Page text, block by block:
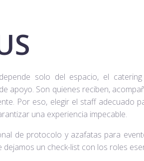
solo del espacio, el
apoyo. Son quienes reciben,
Por eso, elegir el staff adecuado
una experiencia impecable.
de protocolo y azafatas para
dejamos un check-list con los roles